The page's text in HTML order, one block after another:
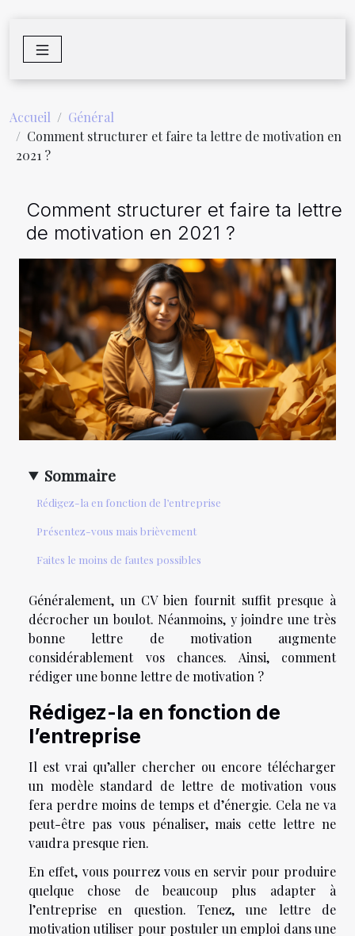
Accueil
Général
Comment structurer et faire ta lettre de motivation en
2021 ?
Comment structurer et faire ta lettre
de motivation en 2021 ?
Sommaire
Rédigez-la en fonction de l’entreprise
Présentez-vous mais brièvement
Faites le moins de fautes possibles
Généralement, un CV bien fournit suffit presque à
décrocher un boulot. Néanmoins, y joindre une très
bonne lettre de motivation augmente
considérablement vos chances. Ainsi, comment
rédiger une bonne lettre de motivation ?
Rédigez-la en fonction de
l’entreprise
Il est vrai qu’aller chercher ou encore télécharger
un modèle standard de lettre de motivation vous
fera perdre moins de temps et d’énergie. Cela ne va
peut-être pas vous pénaliser, mais cette lettre ne
vaudra presque rien.
En effet, vous pourrez vous en servir pour produire
quelque chose de beaucoup plus adapter à
l’entreprise en question. Tenez, une lettre de
motivation utiliser pour postuler un emploi dans une